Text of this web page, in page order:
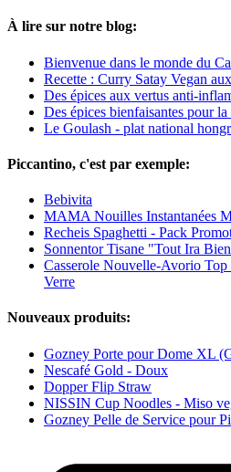
À lire sur notre blog:
Bienvenue dans le monde du
Recette : Curry Satay Vegan
Des épices aux vertus anti-
Des épices bienfaisantes pour la
Le Goulash - plat national
Piccantino, c'est par exemple:
Bebivita
MAMA Nouilles Instantanées
Recheis Spaghetti - Pack
Sonnentor Tisane "Tout Ira
Casserole Nouvelle-Avorio Top
Verre
Nouveaux produits:
Gozney Porte pour Dome XL
Nescafé Gold - Doux
Dopper Flip Straw
NISSIN Cup Noodles - Miso
Gozney Pelle de Service pour